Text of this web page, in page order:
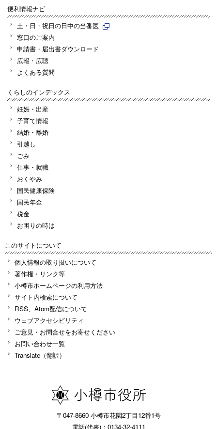
便利情報ナビ
土・日・祝日の日中の当番医
窓口のご案内
申請書・届出書ダウンロード
広報・広聴
よくある質問
くらしのインデックス
妊娠・出産
子育て情報
結婚・離婚
引越し
ごみ
仕事・就職
おくやみ
国民健康保険
国民年金
税金
お困りの時は
このサイトについて
個人情報の取り扱いについて
著作権・リンク等
小樽市ホームページの利用方法
サイト内検索について
RSS、Atom配信について
ウェブアクセシビリティ
ご意見・お問合せをお寄せください
お問い合わせ一覧
Translate（翻訳）
〒047-8660 小樽市花園2丁目12番1号
電話(代表)：0134-32-4111